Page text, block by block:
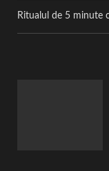
Ritualul de 5 minute